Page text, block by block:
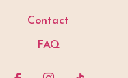
Contact
FAQ